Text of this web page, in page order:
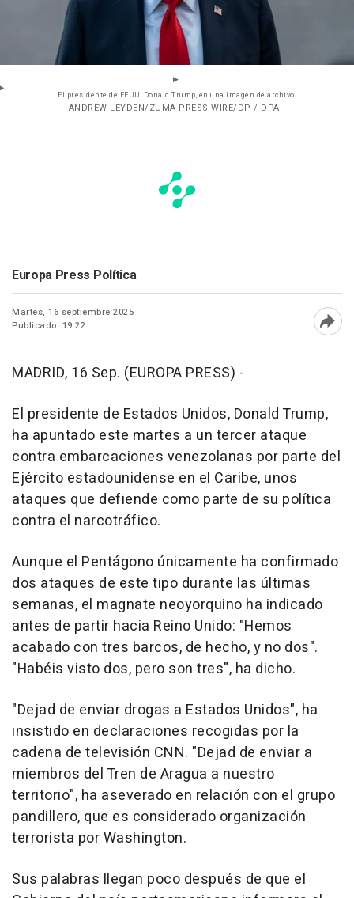
El presidente de EEUU, Donald Trump, en una imagen de archivo.
- ANDREW LEYDEN/ZUMA PRESS WIRE/DP / DPA
Europa Press Política
Martes, 16 septiembre 2025
Publicado: 19:22
MADRID, 16 Sep. (EUROPA PRESS) -
El presidente de Estados Unidos, Donald Trump,
ha apuntado este martes a un tercer ataque
contra embarcaciones venezolanas por parte del
Ejército estadounidense en el Caribe, unos
ataques que defiende como parte de su política
contra el narcotráfico.
Aunque el Pentágono únicamente ha confirmado
dos ataques de este tipo durante las últimas
semanas, el magnate neoyorquino ha indicado
antes de partir hacia Reino Unido: "Hemos
acabado con tres barcos, de hecho, y no dos".
"Habéis visto dos, pero son tres", ha dicho.
"Dejad de enviar drogas a Estados Unidos", ha
insistido en declaraciones recogidas por la
cadena de televisión CNN. "Dejad de enviar a
miembros del Tren de Aragua a nuestro
territorio", ha aseverado en relación con el grupo
pandillero, que es considerado organización
terrorista por Washington.
Sus palabras llegan poco después de que el